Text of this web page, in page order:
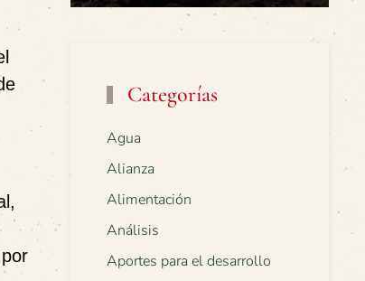
Categorías
Agua
Alianza
Alimentación
Análisis
Aportes para el desarrollo